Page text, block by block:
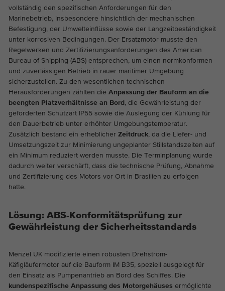
vollständig den spezifischen Anforderungen für den
Marinebetrieb, insbesondere hinsichtlich der mechanischen
Befestigung, der Umwelteinflüsse sowie der Langzeitbeständigkeit
unter korrosiven Bedingungen. Der Ersatzmotor musste den
Regelwerken und Zertifizierungsanforderungen des American
Bureau of Shipping (ABS) entsprechen, um einen normkonformen
und zuverlässigen Betrieb in rauer maritimer Umgebung
sicherzustellen. Zu den wesentlichen technischen
Herausforderungen zählten die Anpassung der Bauform an die
beengten Platzverhältnisse an Bord, die Gewährleistung der
geforderten Schutzart IP55 sowie die Auslegung der Kühlung für
den Dauerbetrieb unter erhöhter Umgebungstemperatur.
Zusätzlich bestand ein erheblicher Zeitdruck, da die Liefer- und
Umsetzungszeit zur Minimierung ungeplanter Stillstandszeiten auf
ein Minimum reduziert werden musste. Die Terminplanung wurde
dadurch weiter verschärft, dass die technische Prüfung, Abnahme
und Zertifizierung des Motors vor Ort in Brasilien zu erfolgen
hatte.
Lösung: ABS-Konformitätsprüfung zur
Gewährleistung der Sicherheitsstandards
Menzel UK modifizierte einen robusten Drehstrom-
Käfigläufermotor auf die Bauform IM B35, speziell ausgelegt für
den Einsatz als Pumpenantrieb an Bord des Schiffes. Die
kundenspezifische Anpassung des Motorgehäuses ermöglichte
Zweck
Dieses Cookie ist ein Standard-Session-
Cookie von TYPO3. Es speichert im Falle
eines Benutzer-Logins die Session-ID. So
kann der eingeloggte Benutzer
wiedererkannt werden und es wird ihm
Zugang zu geschützten Bereichen
gewährt.
Name cookie_optin
Anbieter TYPO3
Laufzeit 1 Jahr
Zweck
Enthält die gewählten Tracking-Optin-
Name _ga_EVZ6Q3XCRT
Anbieter Google Tag Manager
Laufzeit 1 year
Zweck
Dies ist ein Google Tag Manager Cookie
und dient dem Erfassen verschiedener
Handlungen auf unserer Webseite.
Cookie-Informationen anzeigen
Analytics & Marketing
Diese Gruppe beinhaltet alle Skripte für analytisches Tracking
und zugehörige Cookies. Es hilft uns die Nutzererfahrung der
Website zu verbessern.
Abhängig von: Funktional
Anbieter Google Analytics
Laufzeit 2 Jahre
Zweck
Dieses Cookie wird von Google Analytics
installiert. Das Cookie wird verwendet, um
Nutzung der Website für den
Analysebericht der Website zu verfolgen.
Die Cookies speichern Informationen
generierte Nummer zu, um eindeutige
Besucher zu identifizieren.
Cookie-Informationen anzeigen
Externe Inhalte
Auf unserer Website verwenden wir eingebettete Videos von
YouTube, um unsere Videos in besserer Qualität und mit
höherer Displayleistung anbieten zu können, damit die
Besucher ein interessanteres Erlebnis haben.